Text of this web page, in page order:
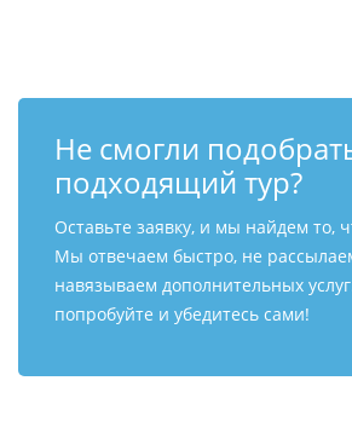
Не смогли
подходящий тур?
Оставьте заявку, и мы найдем то,
Мы отвечаем быстро, не
навязываем дополнительных
попробуйте и убедитесь сами!